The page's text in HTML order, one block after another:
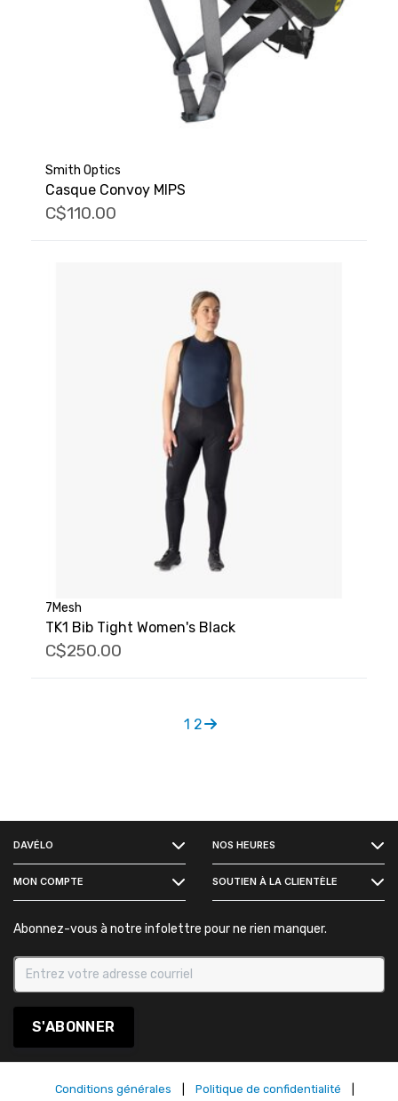
Smith Optics
Casque Convoy MIPS
C$110.00
7Mesh
TK1 Bib Tight Women's Black
C$250.00
1 2
DAVÉLO NOS HEURES
MON COMPTE SOUTIEN À LA CLIENTÈLE
Abonnez-vous à notre infolettre pour ne rien manquer.
S'ABONNER
Conditions générales Politique de confidentialité